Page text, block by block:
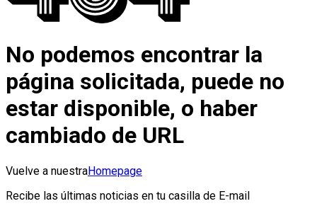
No podemos encontrar la
página solicitada, puede no
estar disponible, o haber
cambiado de URL
Vuelve a nuestraHomepage
Recibe las últimas noticias en tu casilla de E-mail